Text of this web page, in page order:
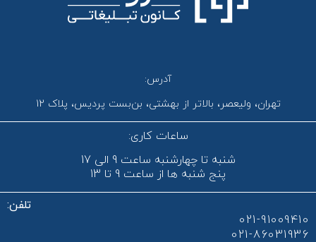
آدرس:
تهران، ولیعصر، بالاتر از بهشتی، بن‌بست پردیس، پلاک 12
ساعات کاری:
شنبه تا چهارشنبه ساعت 9 الی 17
پنج شنبه ها از ساعت 9 تا 13
تلفن:
021-91009410
021-86031936